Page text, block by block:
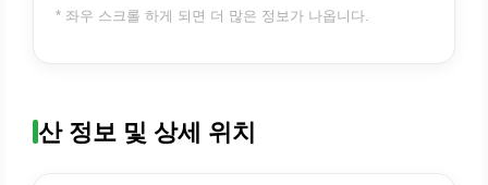
* 좌우 스크롤 하게 되면 더 많은 정보가 나옵니다.
산 정보 및 상세 위치